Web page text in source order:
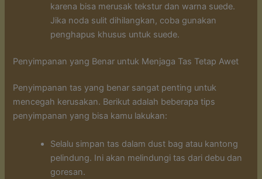
karena bisa merusak tekstur dan warna suede.
Jika noda sulit dihilangkan, coba gunakan
penghapus khusus untuk suede.
Penyimpanan yang Benar untuk Menjaga Tas Tetap Awet
Penyimpanan tas yang benar sangat penting untuk
mencegah kerusakan. Berikut adalah beberapa tips
penyimpanan yang bisa kamu lakukan:
Selalu simpan tas dalam dust bag atau kantong
pelindung. Ini akan melindungi tas dari debu dan
goresan.